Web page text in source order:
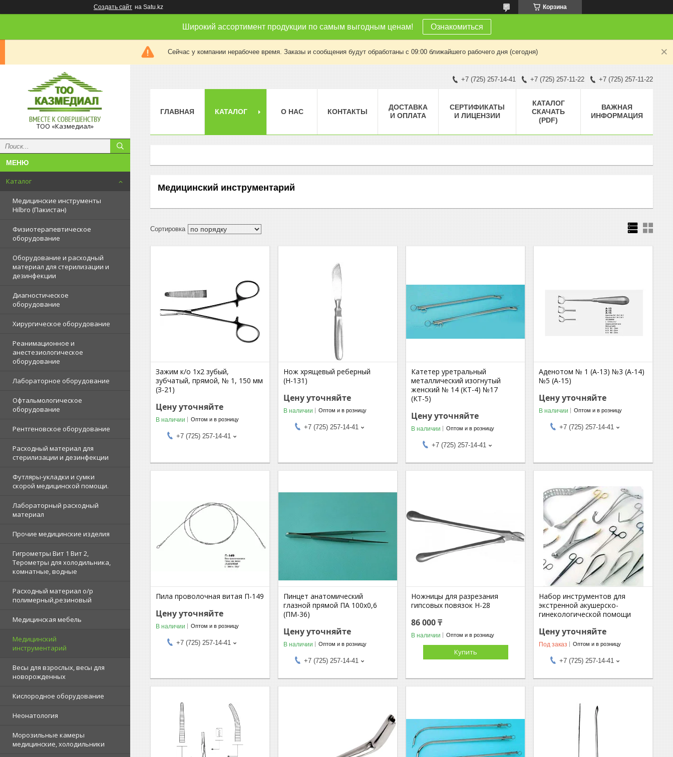
Создать сайт на Satu.kz Корзина
Широкий ассортимент продукции по самым выгодным ценам! Ознакомиться
Сейчас у компании нерабочее время. Заказы и сообщения будут обработаны с 09:00 ближайшего рабочего дня (сегодня)
ТОО «Казмедиал»
Каталог
Медицинские инструменты
Hilbro (Пакистан)
Физиотерапевтическое
оборудование
Оборудование и расходный
материал для стерилизации и
дезинфекции
Диагностическое
оборудование
Хирургическое оборудование
Реанимационное и
анестезиологическое
оборудование
Лабораторное оборудование
Офтальмологическое
оборудование
Рентгеновское оборудование
Расходный материал для
стерилизации и дезинфекции
Футляры-укладки и сумки
скорой медицинской помощи.
Лабораторный расходный
материал
Прочие медицинские изделия
Гигрометры Вит 1 Вит 2,
Терометры для холодильника,
комнатные, водные
Расходный материал о/р
полимерный,резиновый
Медицинская мебель
Медицинский
инструментарий
Весы для взрослых, весы для
новорожденных
Кислородное оборудование
Неонатология
Морозильные камеры
медицинские, холодильники
+7 (725) 257-14-41 +7 (725) 257-11-22 +7 (725) 257-11-22
ГЛАВНАЯ КАТАЛОГ О НАС КОНТАКТЫ
ДОСТАВКА
И ОПЛАТА
СЕРТИФИКАТЫ
И ЛИЦЕНЗИИ
КАТАЛОГ
СКАЧАТЬ
(PDF)
ВАЖНАЯ
ИНФОРМАЦИЯ
Медицинский инструментарий
Зажим к/о 1х2 зубый,
зубчатый, прямой, № 1, 150 мм
(З-21)
Цену уточняйте
В наличии Оптом и в розницу
+7 (725) 257-14-41
Нож хрящевый реберный
(Н-131)
Цену уточняйте
В наличии Оптом и в розницу
+7 (725) 257-14-41
Катетер уретральный
металлический изогнутый
женский № 14 (КТ-4) №17
(КТ-5)
Цену уточняйте
В наличии Оптом и в розницу
+7 (725) 257-14-41
Аденотом № 1 (А-13) №3 (А-14)
№5 (А-15)
Цену уточняйте
В наличии Оптом и в розницу
+7 (725) 257-14-41
Пила проволочная витая П-149
Цену уточняйте
В наличии Оптом и в розницу
+7 (725) 257-14-41
Пинцет анатомический
глазной прямой ПА 100х0,6
(ПМ-36)
Цену уточняйте
В наличии Оптом и в розницу
+7 (725) 257-14-41
Ножницы для разрезания
гипсовых повязок Н-28
86 000 ₸
В наличии Оптом и в розницу
Купить
Набор инструментов для
экстренной акушерско-
гинекологической помощи
Цену уточняйте
Под заказ Оптом и в розницу
+7 (725) 257-14-41